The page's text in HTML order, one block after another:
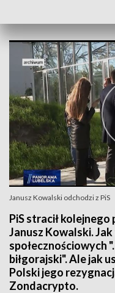
Janusz Kowalski odchodzi z PiS
PiS stracił kolejnego
Janusz Kowalski. Jak
społecznościowych
biłgorajski". Ale jak
Polski jego
Zondacrypto.